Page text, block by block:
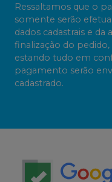
Ressaltamos que o
somente serão
dados cadastrais e da
finalização do pedido,
estando tudo em
pagamento serão
cadastrado.